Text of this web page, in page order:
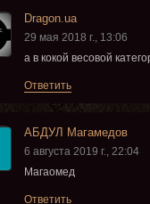
Dragon.ua
29 мая 2018 г., 13:06
а в кокой весовой
Ответить
АБДУЛ Магамедов
6 августа 2019 г., 22:04
Магаомед
Ответить